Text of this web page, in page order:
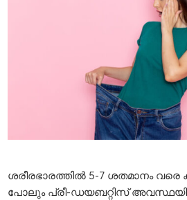
ശരീരഭാരത്തില്‍ 5-7 ശതമാനം
പോലും പ്രീ-ഡയബറ്റിസ്